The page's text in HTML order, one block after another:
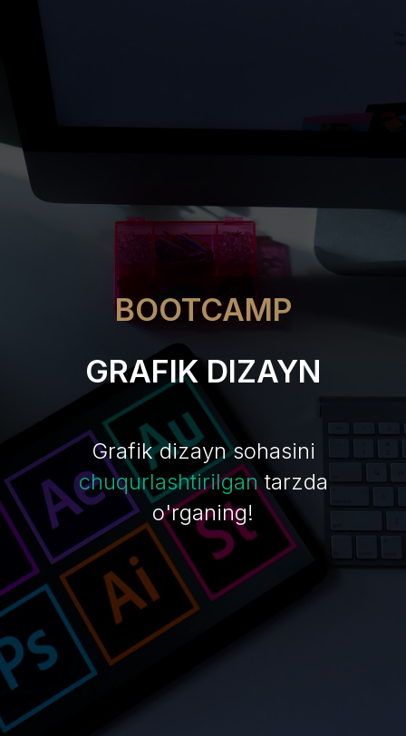
BOOTCAMP
GRAFIK DIZAYN
Grafik dizayn sohasini
chuqurlashtirilgantarzda
o'rganing!